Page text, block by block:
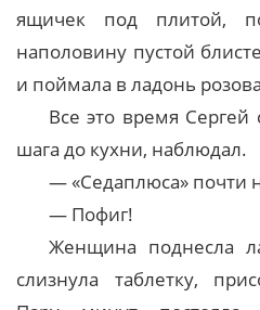
ящичек под плитой,
наполовину пустой
и поймала в ладонь
Все это время Сергей
шага до кухни, наблюдал.
— «Седаплюса» почти
— Пофиг!
Женщина поднесла
слизнула таблетку,